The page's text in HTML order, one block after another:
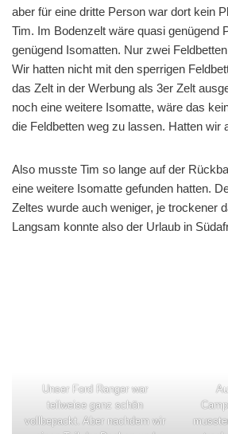
aber für eine dritte Person war dort kein
Tim. Im Bodenzelt wäre quasi genügend
genügend Isomatten. Nur zwei
Wir hatten nicht mit den sperrigen
das Zelt in der Werbung als 3er Zelt
noch eine weitere Isomatte, wäre das
die Feldbetten weg zu lassen. Hatten wir
Also musste Tim so lange auf der
eine weitere Isomatte gefunden hatten.
Zeltes wurde auch weniger, je trockener
Langsam konnte also der Urlaub in
Unser Ford Ranger war
teilweise ganz schön
vollbepackt. Aber nachdem wir